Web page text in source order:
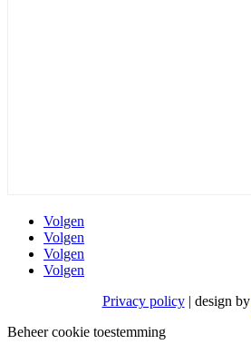
Volgen
Volgen
Volgen
Volgen
Privacy policy| design by
Beheer cookie toestemming